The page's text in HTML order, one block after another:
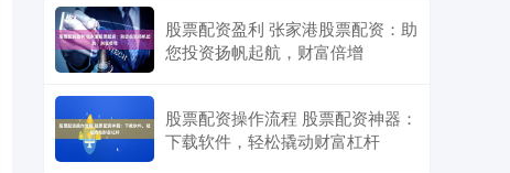
股票配资盈利 张家港股票配资：助
您投资扬帆起航，财富倍增
股票配资操作流程 股票配资神器：
下载软件，轻松撬动财富杠杆